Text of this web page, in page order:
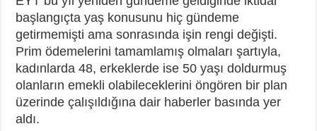
başlangıçta yaş konusunu hiç gündeme
getirmemişti ama sonrasında işin rengi değişti.
Prim ödemelerini tamamlamış olmaları şartıyla,
kadınlarda 48, erkeklerde ise 50 yaşı doldurmuş
olanların emekli olabileceklerini öngören bir plan
üzerinde çalışıldığına dair haberler basında yer
aldı.